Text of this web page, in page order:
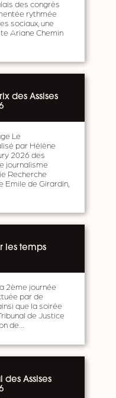
des congrès
rythmée
sociaux, une
Ariane Chemin
des Assises
Le
par Hélène
2026 des
journalisme
Recherche
Emile de Girardin,
les temps
2ème journée
par de
que la soirée
de Justice
de…
Assises